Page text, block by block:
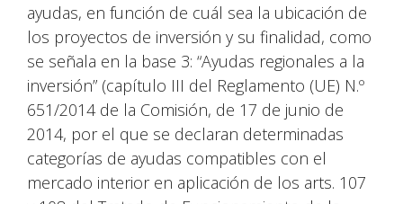
ayudas, en función de cuál sea la ubicación de
los proyectos de inversión y su finalidad, como
se señala en la base 3: “Ayudas regionales a la
inversión” (capítulo III del Reglamento (UE) N.º
651/2014 de la Comisión, de 17 de junio de
2014, por el que se declaran determinadas
categorías de ayudas compatibles con el
mercado interior en aplicación de los arts. 107